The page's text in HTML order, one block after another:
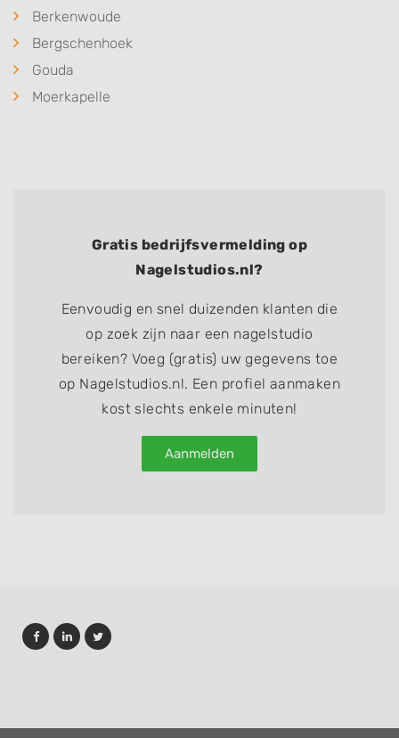
Berkenwoude
Bergschenhoek
Gouda
Moerkapelle
Gratis bedrijfsvermelding op
Nagelstudios.nl?
Eenvoudig en snel duizenden klanten die
op zoek zijn naar een nagelstudio
bereiken? Voeg (gratis) uw gegevens toe
op Nagelstudios.nl. Een profiel aanmaken
kost slechts enkele minuten!
Aanmelden